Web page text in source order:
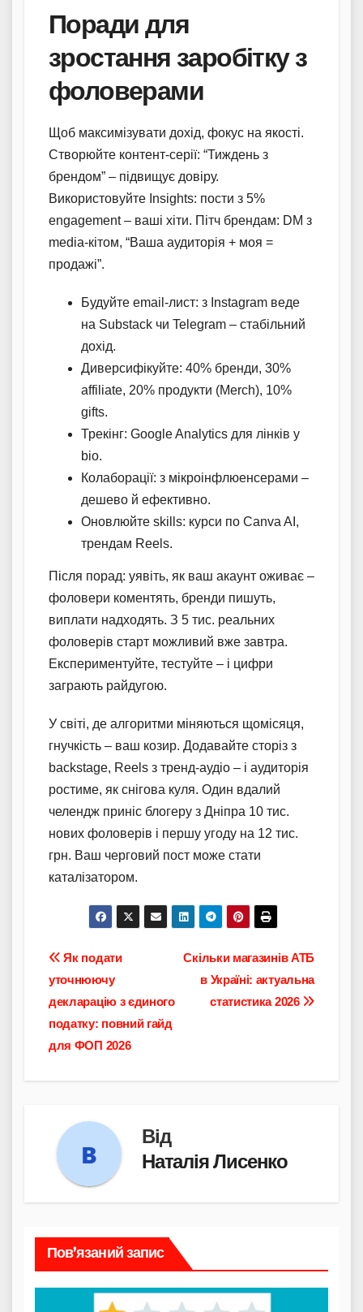
Поради для
зростання заробітку з
фоловерами
Щоб максимізувати дохід, фокус на якості.
Створюйте контент-серії: “Тиждень з
брендом” – підвищує довіру.
Використовуйте Insights: пости з 5%
engagement – ваші хіти. Пітч брендам: DM з
medіа-кітом, “Ваша аудиторія + моя =
продажі”.
Будуйте email-лист: з Instagram веде
на Substack чи Telegram – стабільний
дохід.
Диверсифікуйте: 40% бренди, 30%
affiliate, 20% продукти (Merch), 10%
gifts.
Трекінг: Google Analytics для лінків у
bio.
Колаборації: з мікроінфлюенсерами –
дешево й ефективно.
Оновлюйте skills: курси по Canva AI,
трендам Reels.
Після порад: уявіть, як ваш акаунт оживає –
фоловери коментять, бренди пишуть,
виплати надходять. З 5 тис. реальних
фоловерів старт можливий вже завтра.
Експериментуйте, тестуйте – і цифри
заграють райдугою.
У світі, де алгоритми міняються щомісяця,
гнучкість – ваш козир. Додавайте сторіз з
backstage, Reels з тренд-аудіо – і аудиторія
ростиме, як снігова куля. Один вдалий
челендж приніс блогеру з Дніпра 10 тис.
нових фоловерів і першу угоду на 12 тис.
грн. Ваш черговий пост може стати
каталізатором.
Навігація
записів
Скільки магазинів АТБ
в Україні: актуальна
статистика 2026
Як подати
уточнюючу
декларацію з єдиного
податку: повний гайд
для ФОП 2026
Від
Наталія Лисенко
Пов’язаний запис